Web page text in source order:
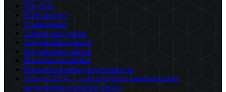
Магазин
Мой аккаунт
О компании
Общие настройки
Оформление заказа
Оформление заказа
Политика возврата
Политика конфиденциальности
Скидка 25 % — при покупке и комплексном
подключении онлайн-кассы